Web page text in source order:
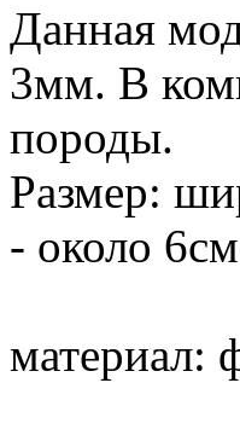
Данная
3мм. В
породы.
Размер:
- около
материал: